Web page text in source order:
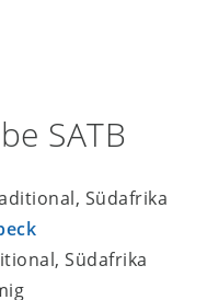
SATB
Südafrika
Südafrika